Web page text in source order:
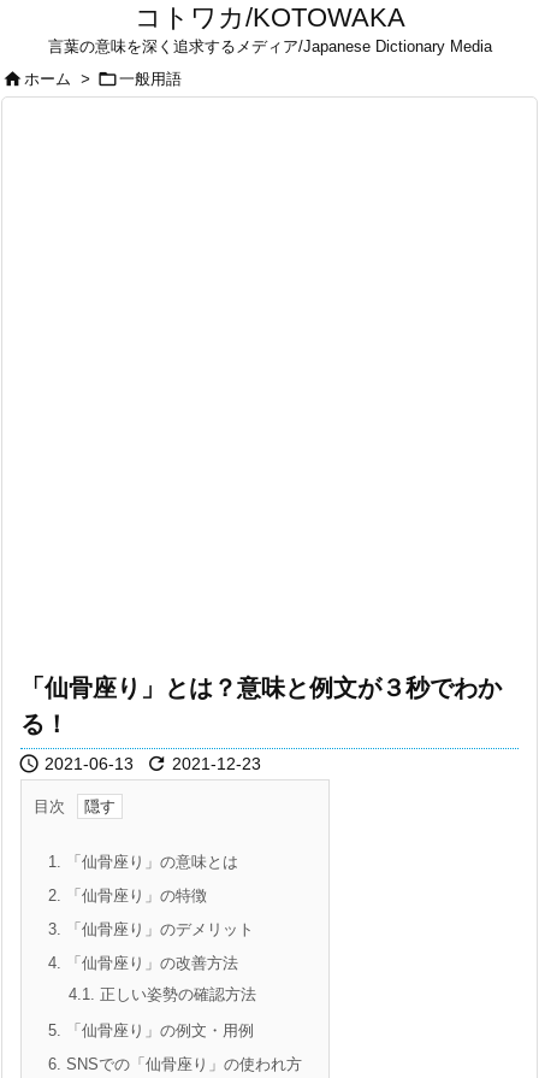
コトワカ/KOTOWAKA
言葉の意味を深く追求するメディア/Japanese Dictionary Media
ホーム > 一般用語
「仙骨座り」とは？意味と例文が３秒でわか
る！
 2021-06-13  2021-12-23
目次
1. 「仙骨座り」の意味とは
2. 「仙骨座り」の特徴
3. 「仙骨座り」のデメリット
4. 「仙骨座り」の改善方法
4.1. 正しい姿勢の確認方法
5. 「仙骨座り」の例文・用例
6. SNSでの「仙骨座り」の使われ方